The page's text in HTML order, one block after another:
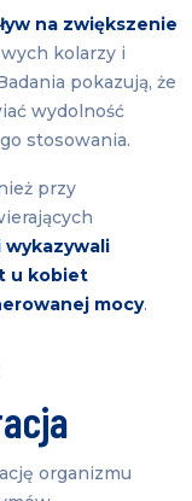
na zwiększenie
kolarzy i
pokazują, że
wydolność
stosowania.
przy
wykazywali
u kobiet
mocy.
organizmu